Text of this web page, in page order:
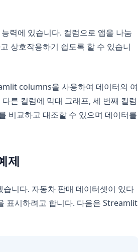
력에 있습니다. 컬럼으로 앱을 나눔
상호작용하기 쉽도록 할 수 있습니
columns을 사용하여 데이터의 여
른 컬럼에 막대 그래프, 세 번째 컬럼
비교하고 대조할 수 있으며 데이터를
제
니다. 자동차 판매 데이터셋이 있다
표시하려고 합니다. 다음은 Streamlit